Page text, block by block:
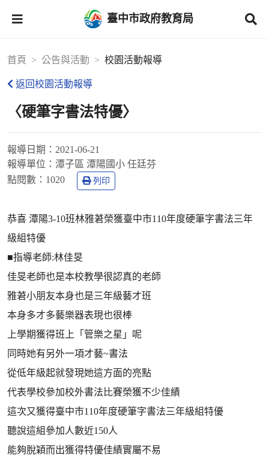
臺中市政府教育局
首頁 公告與活動 校園活動報導
返回校園活動報導
〈硬筆字書法特優〉
報導日期： 2021-06-21
報導單位： 潭子區 潭陽國小 任廷芬
點閱數： 1020 列印
恭喜 潭陽3-10班林雅莙榮獲臺中市110年度硬筆字書法三年
級組特優
■指導老師:林佳旻
佳旻老師也是本校教學很認真的老師
雅莙小朋友本身也是三年級藝才班
本身多才多藝樂器表現也很棒
上學期獲得班上「管樂之星」呢
同時她有另外一項才藝~書法
從低年級起就發現她這方面的亮點
代表學校參加校外書法比賽榮獲不少佳績
這次又獲得臺中市110年度硬筆字書法三年級組特優
聽說這組參加人數近150人
能夠脫穎而出獲得特優佳績實屬不易